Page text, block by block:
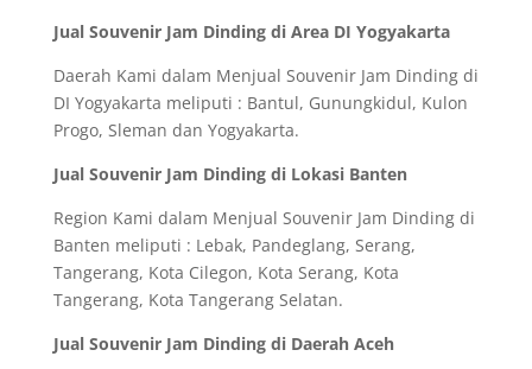
Jual Souvenir Jam Dinding di Area DI Yogyakarta
Daerah Kami dalam Menjual Souvenir Jam Dinding di
DI Yogyakarta meliputi : Bantul, Gunungkidul, Kulon
Progo, Sleman dan Yogyakarta.
Jual Souvenir Jam Dinding di Lokasi Banten
Region Kami dalam Menjual Souvenir Jam Dinding di
Banten meliputi : Lebak, Pandeglang, Serang,
Tangerang, Kota Cilegon, Kota Serang, Kota
Tangerang, Kota Tangerang Selatan.
Jual Souvenir Jam Dinding di Daerah Aceh